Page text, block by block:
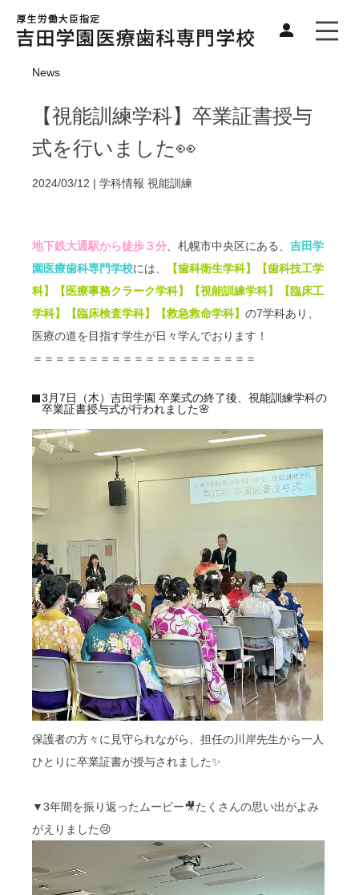
News
【視能訓練学科】卒業証書授与
式を行いました👀
2024/03/12 | 学科情報 視能訓練
地下鉄大通駅から徒歩３分 、札幌市中央区にある、 吉田学
園医療歯科専門学校には、
【歯科衛生学科】【歯科技工学
科】【医療事務クラーク学科】【視能訓練学科】【臨床工
学科】【臨床検査学科】【救急救命学科】 の7学科あり、
医療の道を目指す学生が日々学んでおります！
＝＝＝＝＝＝＝＝＝＝＝＝＝＝＝＝＝＝＝＝
3月7日（木）吉田学園 卒業式の終了後、視能訓練学科の
卒業証書授与式が行われました🌸
保護者の方々に見守られながら、担任の川岸先生から一人
ひとりに卒業証書が授与されました✨
▼3年間を振り返ったムービー🎥たくさんの思い出がよみ
がえりました😢